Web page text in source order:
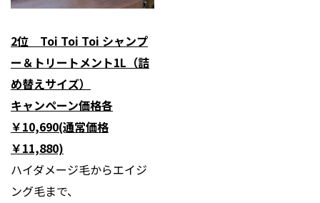
2位 Toi Toi Toi シャンプ
ー＆トリートメント1L（詰
め替えサイズ）
キャンペーン価格各
￥10,690(通常価格
￥11,880)
ハイダメージ毛からエイジ
ング毛まで、